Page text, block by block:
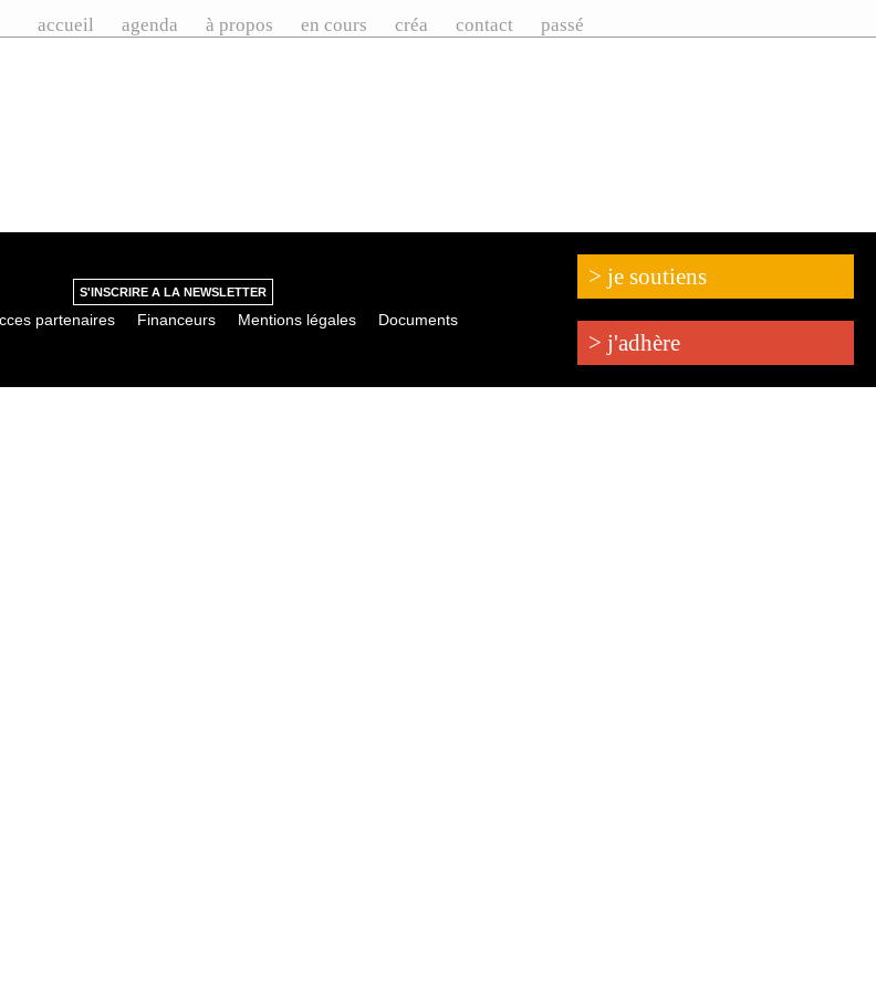
accueil agenda à propos en cours créa contact passé
S'INSCRIRE A LA NEWSLETTER
> je soutiens
> j'adhère
partenaires Financeurs Mentions légales Documents